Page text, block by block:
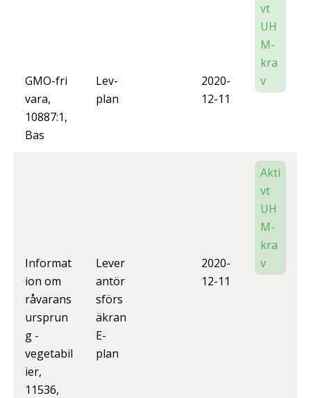
GMO-fri
vara,
10887:1,
Bas
Lev-
plan
2020-
12-11
vt
UH
M-
kra
v
Informat
ion om
råvarans
ursprun
g -
vegetabil
ier,
11536,
Lever
antör
sförs
äkran
E-
plan
2020-
12-11
Akti
vt
UH
M-
kra
v